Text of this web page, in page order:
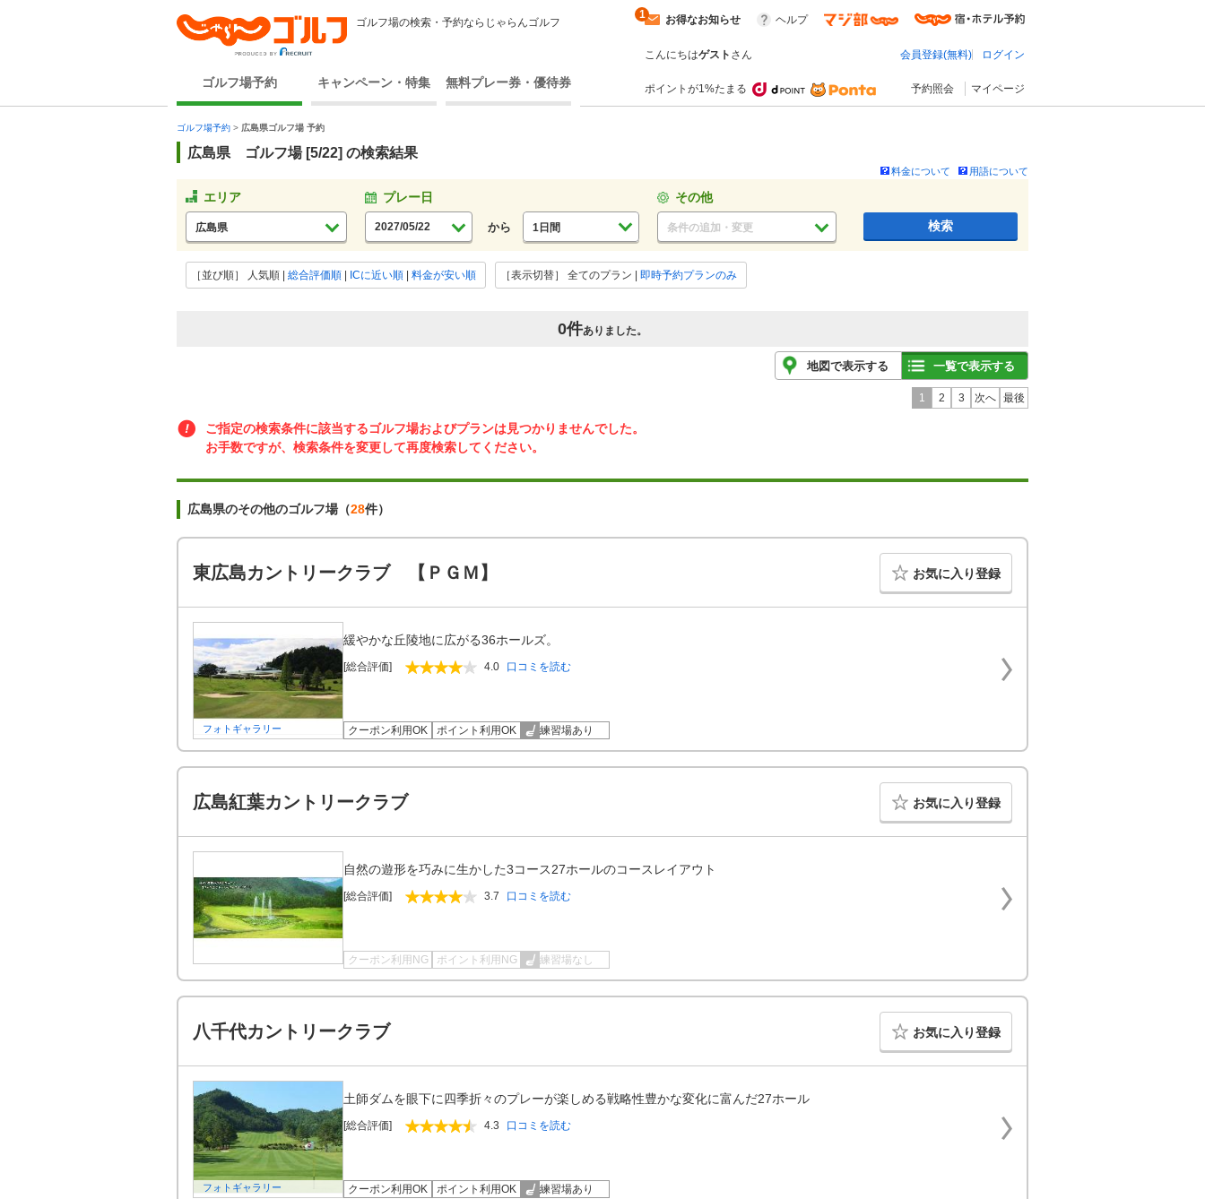
ゴルフ場の検索・予約ならじゃらんゴルフ
ゴルフ場予約 キャンペーン・特集 無料プレー券・優待券
お得なお知らせ
1 ヘルプ
こんにちはゲスト さん 会員登録(無料) ログイン
ポイントが1%たまる 予約照会 マイページ
ゴルフ場予約 > 広島県ゴルフ場 予約
広島県 ゴルフ場 [5/22] の検索結果
料金について 用語について
エリア
広島県
プレー日
から 1日間
その他
条件の追加・変更 検索
［並び順］ 人気順 総合評価順 ICに近い順 料金が安い順 ［表示切替］ 全てのプラン 即時予約プランのみ
0件ありました。
地図で表示する 一覧で表示する
1 2 3 次へ 最後
ご指定の検索条件に該当するゴルフ場およびプランは見つかりませんでした。
お手数ですが、検索条件を変更して再度検索してください。
広島県のその他のゴルフ場（28件）
東広島カントリークラブ 【ＰＧＭ】 お気に入り登録
フォトギャラリー
緩やかな丘陵地に広がる36ホールズ。
[総合評価] 4.0 口コミを読む
クーポン利用OK ポイント利用OK 練習場あり
広島紅葉カントリークラブ お気に入り登録
自然の遊形を巧みに生かした3コース27ホールのコースレイアウト
[総合評価] 3.7 口コミを読む
クーポン利用NG ポイント利用NG 練習場なし
八千代カントリークラブ お気に入り登録
フォトギャラリー
土師ダムを眼下に四季折々のプレーが楽しめる戦略性豊かな変化に富んだ27ホール
[総合評価] 4.3 口コミを読む
クーポン利用OK ポイント利用OK 練習場あり